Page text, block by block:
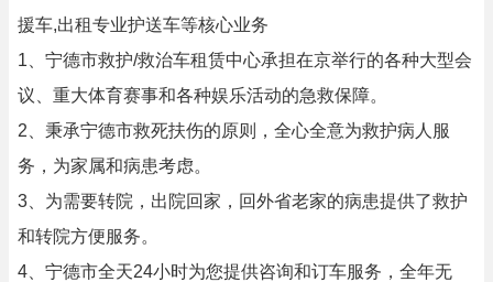
援车,出租专业护送车等核心业务
1、宁德市救护/救治车租赁中心承担在京举行的各种大型会
议、重大体育赛事和各种娱乐活动的急救保障。
2、秉承宁德市救死扶伤的原则，全心全意为救护病人服
务，为家属和病患考虑。
3、为需要转院，出院回家，回外省老家的病患提供了救护
和转院方便服务。
4、宁德市全天24小时为您提供咨询和订车服务，全年无